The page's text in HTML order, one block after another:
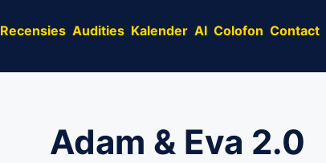
Recensies Audities Kalender AI Colofon Contact
Adam & Eva 2.0